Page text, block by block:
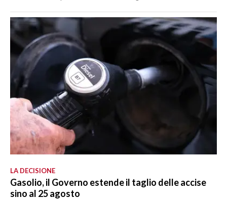
LA DECISIONE
Gasolio, il Governo estende il taglio delle accise
sino al 25 agosto